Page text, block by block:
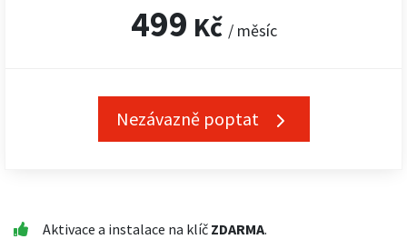
499 Kč / měsíc
Nezávazně poptat
Aktivace a instalace na klíč ZDARMA.